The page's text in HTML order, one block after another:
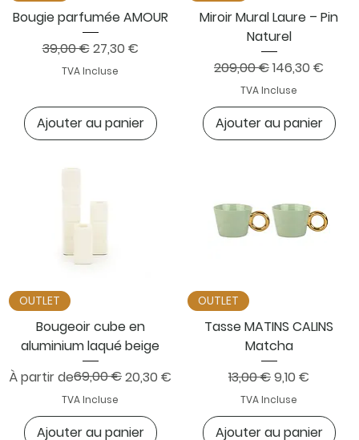
Bougie parfumée AMOUR
Prix original
39,00 €Prix promotionnel
27,30 €
TVA Incluse
Ajouter au panier
Miroir Mural Laure – Pin
Naturel
Prix original
209,00 €Prix
146,30 €
TVA Incluse
Ajouter au panier
OUTLET
Bougeoir cube en
aluminium laqué beige
À partir de
Prix original69,00 €20,30 €
Prix promotionnel
TVA Incluse
Ajouter au panier
OUTLET
Tasse MATINS CALINS
Matcha
Prix original
13,00 €Prix
9,10 €
TVA Incluse
Ajouter au panier